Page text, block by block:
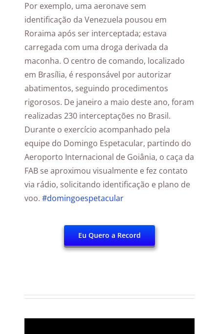
Por exemplo, uma aeronave sem
identificação da Venezuela pousou em
Roraima após ser interceptada; estava
carregada com uma droga derivada da
maconha. O centro de comando, localizado
em Brasília, é responsável por autorizar
abatimentos, seguindo procedimentos
rigorosos. De janeiro a maio deste ano, foram
realizadas 230 interceptações no Brasil.
Durante o exercício acompanhado pela
equipe do Domingo Espetacular, partindo do
Aeroporto Internacional de Goiânia, o caça da
FAB se aproximou visualmente e fez contato
via rádio, solicitando identificação e plano de
voo. #domingoespetacular
Eu Quero a Record